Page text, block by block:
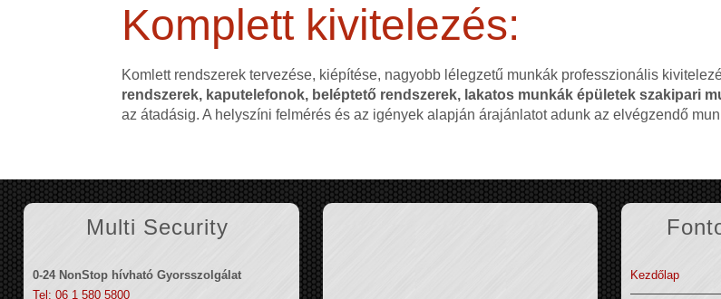
Komplett kivitelezés:
Komlett rendszerek tervezése, kiépítése, nagyobb lélegzetű munkák professzionális
rendszerek, kaputelefonok, beléptető rendszerek, lakatos munkák épületek szakipari
az átadásig. A helyszíni felmérés és az igények alapján árajánlatot adunk az elvégzendő
Multi Security
0-24 NonStop hívható Gyorsszolgálat
Tel: 06 1 580 5800
Kezdőlap